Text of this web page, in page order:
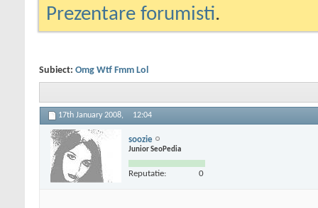
Prezentare forumisti.
Subiect: Omg Wtf Fmm Lol
17th January 2008, 12:04
soozie
Junior SeoPedia
Reputatie: 0